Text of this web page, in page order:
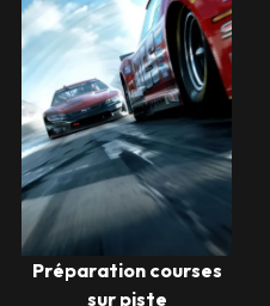
Préparation courses
sur piste